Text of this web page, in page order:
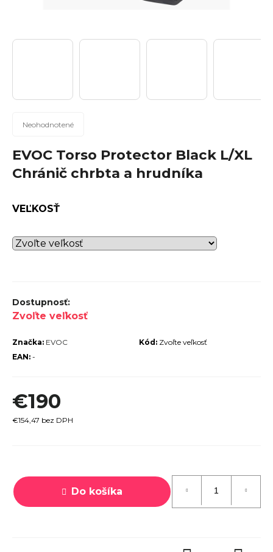
Priemerné
produktu
je
0,0
5
Neohodnotené
EVOC Torso Protector Black L/XL
Chránič chrbta a hrudníka
VEĽKOSŤ
Zvoľte veľkosť
Kód: Zvoľte veľkosť
Značka: EVOC
EAN: -
€190
€154,47 bez DPH
cena:
Do košíka
?
Hľadať
d
p
ú
č
a
m
RED
€1 449